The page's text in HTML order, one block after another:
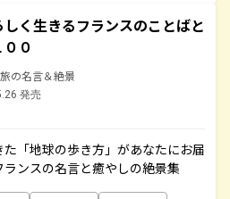
しく生きるフランスのことばと
０
の名言＆絶景
発売
「地球の歩き方」があなたにお届
ンスの名言と癒やしの絶景集